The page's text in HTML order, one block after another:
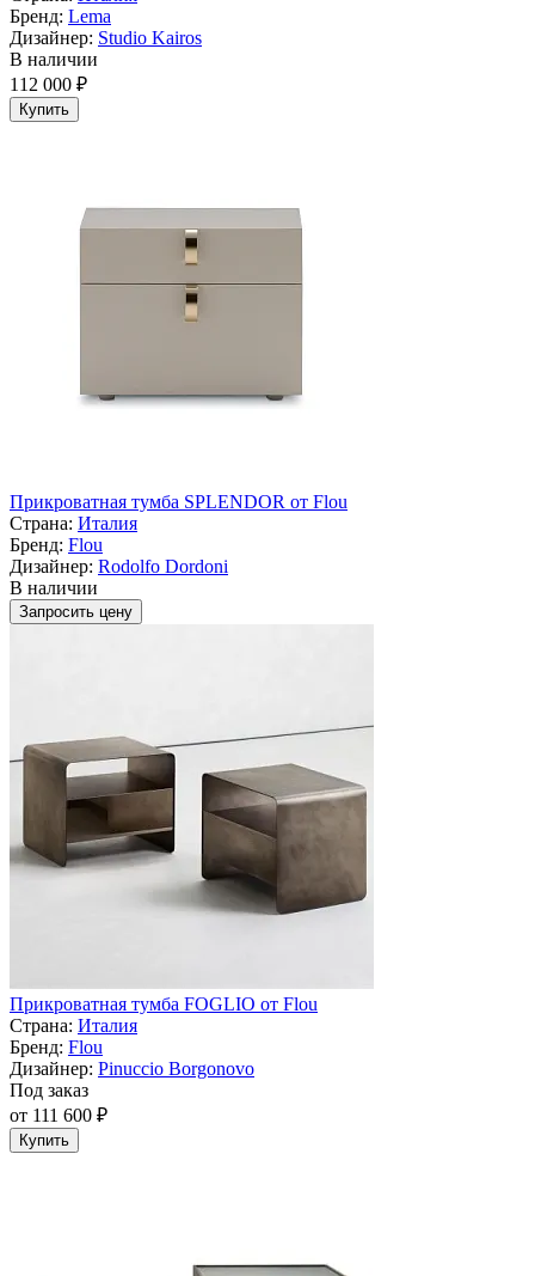
Бренд: Lema
Дизайнер: Studio Kairos
В наличии
112 000 ₽
Купить
Прикроватная тумба SPLENDOR от Flou
Страна: Италия
Бренд: Flou
Дизайнер: Rodolfo Dordoni
В наличии
Запросить цену
Прикроватная тумба FOGLIO от Flou
Страна: Италия
Бренд: Flou
Дизайнер: Pinuccio Borgonovo
Под заказ
от 111 600 ₽
Купить